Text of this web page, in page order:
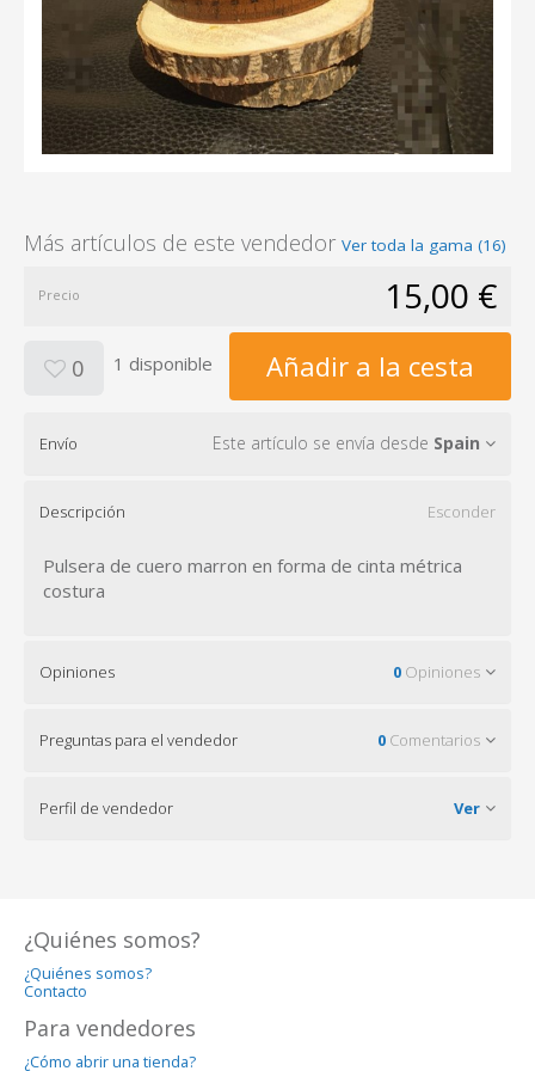
Más artículos de este vendedor Ver toda la gama (16)
Precio 15,00 €
0 1 disponible Añadir a la cesta
Envío Este artículo se envía desde Spain
Descripción Esconder
Pulsera de cuero marron en forma de cinta métrica
costura
Opiniones 0 Opiniones
Preguntas para el vendedor 0 Comentarios
Perfil de vendedor Ver
¿Quiénes somos?
¿Quiénes somos?
Contacto
Para vendedores
¿Cómo abrir una tienda?